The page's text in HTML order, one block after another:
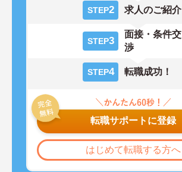
STEP2 求人のご紹介
STEP3
面接・条件交
渉
STEP4 転職成功！
転職サポートに登録
はじめて転職する方へ